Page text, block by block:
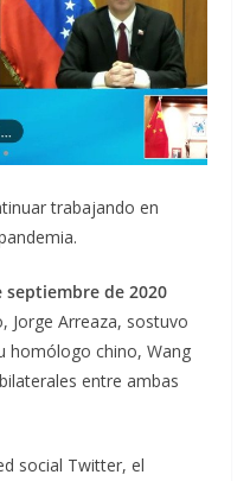
trabajando en
septiembre de 2020
Jorge Arreaza, sostuvo
homólogo chino, Wang
entre ambas
social Twitter, el